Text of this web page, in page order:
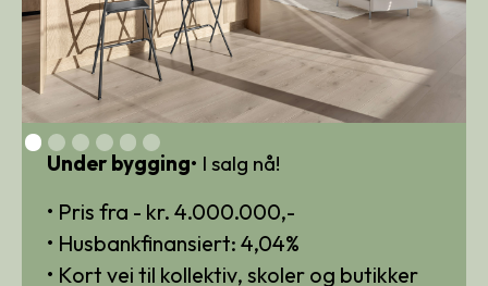
Under bygging• I salg nå!
• Pris fra - kr. 4.000.000,-
‍• Husbankfinansiert: 4,04%
• Kort vei til kollektiv, skoler og butikker